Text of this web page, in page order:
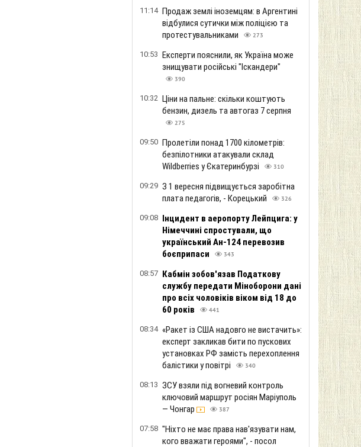
11:14 Продаж землі іноземцям: в Аргентині
відбулися сутички між поліцією та
протестувальниками
273
10:53 Експерти пояснили, як Україна може
знищувати російські "Іскандери"
390
10:32 Ціни на пальне: скільки коштують
бензин, дизель та автогаз 7 серпня
275
09:50 Пролетіли понад 1700 кілометрів:
безпілотники атакували склад
Wildberries у Єкатеринбурзі
310
09:29 З 1 вересня підвищується заробітна
плата педагогів, - Корецький
326
09:08 Інцидент в аеропорту Лейпцига: у
Німеччині спростували, що
український Ан-124 перевозив
боєприпаси
343
08:57 Кабмін зобов'язав Податкову
службу передати Міноборони дані
про всіх чоловіків віком від 18 до
60 років
441
08:34 «Ракет із США надовго не вистачить»:
експерт закликав бити по пускових
установках РФ замість перехоплення
балістики у повітрі
340
08:13 ЗСУ взяли під вогневий контроль
ключовий маршрут росіян Маріуполь
— Чонгар
387
07:58 "Ніхто не має права нав'язувати нам,
кого вважати героями", - посол